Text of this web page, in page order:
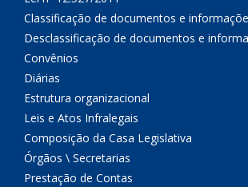
Classificação de documentos e
Desclassificação de documentos e
Convênios
Diárias
Estrutura organizacional
Leis e Atos Infralegais
Composição da Casa Legislativa
Órgãos \ Secretarias
Prestação de Contas